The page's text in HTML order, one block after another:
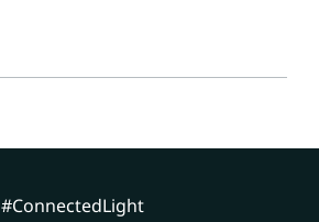
#ConnectedLight